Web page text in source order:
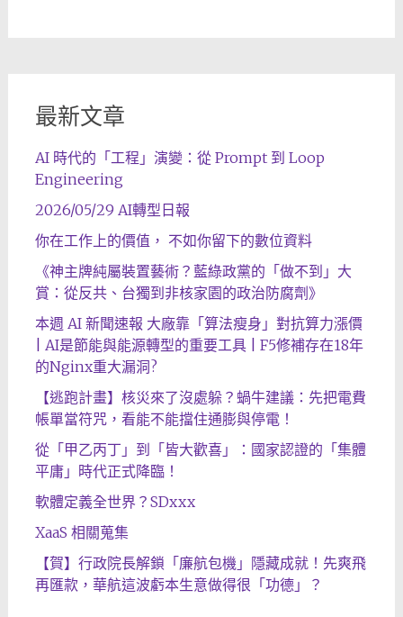
最新文章
AI 時代的「工程」演變：從 Prompt 到 Loop
Engineering
2026/05/29 AI轉型日報
你在工作上的價值， 不如你留下的數位資料
《神主牌純屬裝置藝術？藍綠政黨的「做不到」大
賞：從反共、台獨到非核家園的政治防腐劑》
本週 AI 新聞速報 大廠靠「算法瘦身」對抗算力漲價
| AI是節能與能源轉型的重要工具 | F5修補存在18年
的Nginx重大漏洞?
【逃跑計畫】核災來了沒處躲？蝸牛建議：先把電費
帳單當符咒，看能不能擋住通膨與停電！
從「甲乙丙丁」到「皆大歡喜」：國家認證的「集體
平庸」時代正式降臨！
軟體定義全世界？SDxxx
XaaS 相關蒐集
【賀】行政院長解鎖「廉航包機」隱藏成就！先爽飛
再匯款，華航這波虧本生意做得很「功德」？